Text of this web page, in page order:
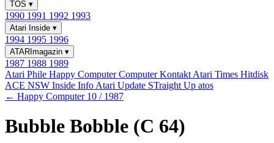
TOS ▾
1990 1991 1992 1993
Atari Inside ▾
1994 1995 1996
ATARImagazin ▾
1987 1988 1989
Atari Phile Happy ComputerComputer Kontakt Atari Times Hitdisk
ACE NSW Inside Info Atari Update STraight Up atos
← Happy Computer 10 / 1987
Bubble Bobble (C 64)